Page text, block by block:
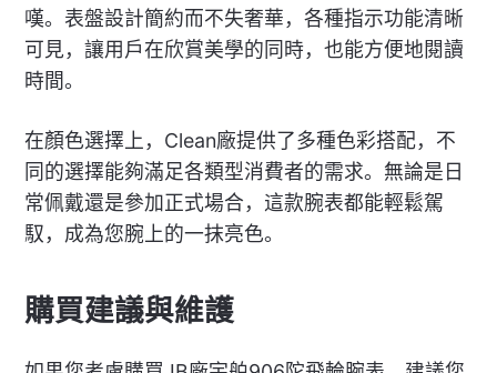
嘆。表盤設計簡約而不失奢華，各種指示功能清晰
可見，讓用戶在欣賞美學的同時，也能方便地閱讀
時間。
在顏色選擇上，Clean廠提供了多種色彩搭配，不
同的選擇能夠滿足各類型消費者的需求。無論是日
常佩戴還是參加正式場合，這款腕表都能輕鬆駕
馭，成為您腕上的一抹亮色。
購買建議與維護